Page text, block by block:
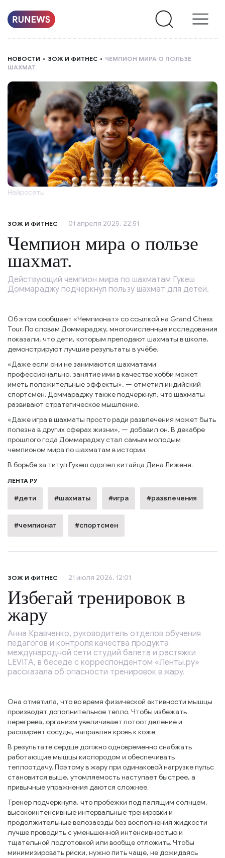
О
НАС
НОВОСТИ ЗОЖ И ФИТНЕС
ЧЕМПИОН МИРА О ПОЛЬЗЕ
ШАХМАТ.
Нейросеть
ЗОЖ И ФИТНЕС 01 апреля 2025, 22:51
Чемпион мира о пользе
шахмат.
Действующий чемпион мира по шахматам Гукеш
Доммараджу подчеркнул пользу шахмат для детей.
Об этом сообщает «Чемпионат» со ссылкой на Grand Chess
Tour. По словам Доммараджу, многочисленные исследования
показали, что дети, которым преподают шахматы в школе,
демонстрируют лучшие результаты в учёбе.
«Даже если они не занимаются шахматами
профессионально, занятие ими в качестве хобби может
иметь положительные эффекты», — отметил индийский
спортсмен. Доммараджу также подчеркнул, что шахматы
развивают стратегическое мышление.
«Даже игра в шахматы просто ради развлечения может быть
полезна в других сферах жизни», — добавил он. В декабре
прошлого года Доммараджу стал самым молодым
чемпионом мира по шахматам в истории.
В борьбе за титул Гукеш одолел китайца Дина Лиженя.
ЛЕНТА РУ
#дети #шахматы #игра #развлечения
#чемпионат #спортсмен
ЗОЖ И ФИТНЕС 21 июля 2026, 12:01
Избегай тренировок в
жару
Анна Кравченко, руководитель отделов обучения
педагогов и контроля качества продукта
международной сети студий балета и растяжки
LEVITA, в беседе с корреспондентом «Ленты.ру»
рассказала об опасности тренировок в жару.
Она отметила, что во время физической активности мышцы
производят дополнительное тепло. Чтобы избежать
перегрева, организм увеличивает потоотделение и
расширяет сосуды, направляя кровь к коже.
В результате сердце должно одновременно снабжать
работающие мышцы кислородом и обеспечивать
теплоотдачу. Поэтому в жару при одинаковой нагрузке пульс
становится выше, утомляемость наступает быстрее, а
привычные упражнения даются сложнее.
Тренер подчеркнула, что пробежки под палящим солнцем,
высокоинтенсивные интервальные тренировки и
продолжительные велозаезды без восполнения жидкости
лучше проводить с уменьшенной интенсивностью и
тщательной подготовкой или вообще отложить. Чтобы
минимизировать риски, нужно пить чаще, не дожидаясь